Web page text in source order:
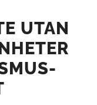
UTAN